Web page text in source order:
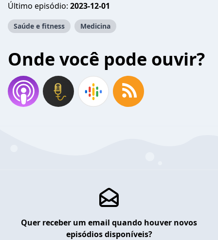
Último episódio: 2023-12-01
Saúde e fitness Medicina
Onde você pode ouvir?
Quer receber um email quando houver novos
episódios disponíveis?